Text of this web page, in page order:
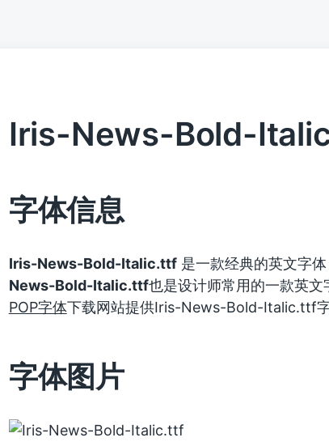
Iris-News-Bold-
字体信息
Iris-News-Bold-Italic.ttf是一款经典的英文字体
News-Bold-Italic.ttf也是设计师常用的一款英文
POP字体下载网站提供Iris-News-Bold-Italic.ttf字
字体图片